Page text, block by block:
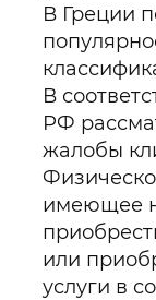
В Греции
В
РФ
жалобы
имеющее
или
услуги в